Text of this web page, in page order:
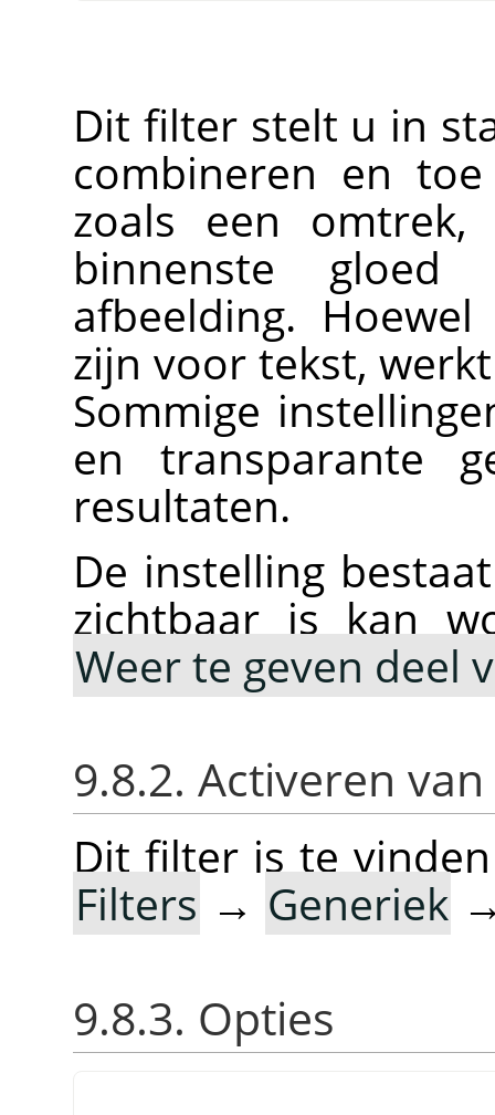
Dit filter stelt u in
combineren en
zoals een omtrek,
binnenste
afbeelding.
zijn voor tekst,
Sommige
en transparante
resultaten.
De instelling
zichtbaar is kan
Weer te geven deel
9.8.2. Activeren
Dit filter is te
Filters → Generiek
9.8.3. Opties